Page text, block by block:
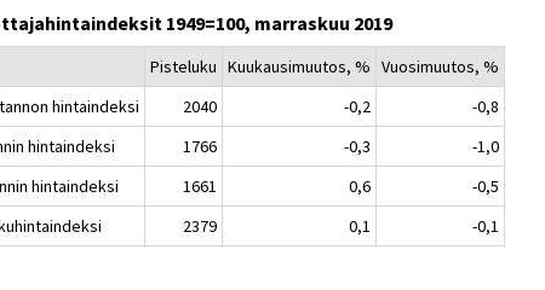
1949=100, marraskuu 2019
Pisteluku Kuukausimuutos, % Vuosimuutos, %
hintaindeksi
2040 -0,2
-0,8
hintaindeksi
1766 -0,3
-1,0
hintaindeksi
1661 0,6
-0,5
2379 0,1 -0,1